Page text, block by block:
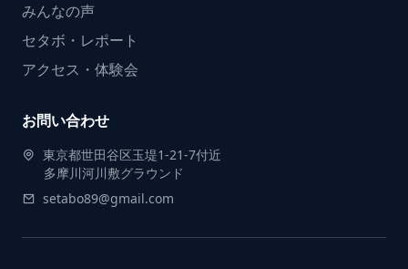
みんなの声
セタボ・レポート
アクセス・体験会
お問い合わせ
東京都世田谷区玉堤1-21-7付近
多摩川河川敷グラウンド
setabo89@gmail.com